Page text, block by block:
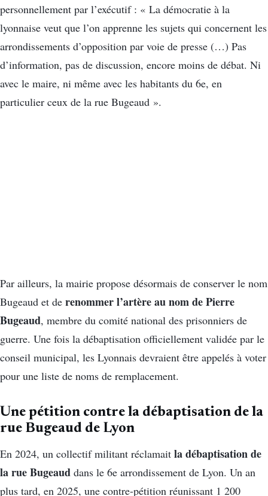
personnellement par l’exécutif : « La démocratie à la
lyonnaise veut que l’on apprenne les sujets qui concernent les
arrondissements d’opposition par voie de presse (…) Pas
d’information, pas de discussion, encore moins de débat. Ni
avec le maire, ni même avec les habitants du 6e, en
particulier ceux de la rue Bugeaud ».
Par ailleurs, la mairie propose désormais de conserver le nom
Bugeaud et de renommer l’artère au nom de Pierre
Bugeaud, membre du comité national des prisonniers de
guerre. Une fois la débaptisation officiellement validée par le
conseil municipal, les Lyonnais devraient être appelés à voter
pour une liste de noms de remplacement.
Une pétition contre la débaptisation de la
rue Bugeaud de Lyon
En 2024, un collectif militant réclamait la débaptisation de
la rue Bugeaud dans le 6e arrondissement de Lyon. Un an
plus tard, en 2025, une contre-pétition réunissant 1 200